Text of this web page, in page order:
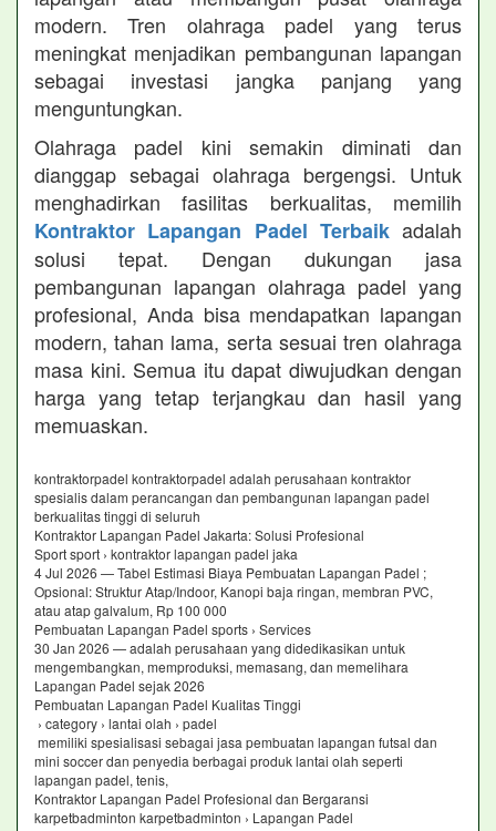
modern. Tren olahraga padel yang terus
meningkat menjadikan pembangunan lapangan
sebagai investasi jangka panjang yang
menguntungkan.
Olahraga padel kini semakin diminati dan
dianggap sebagai olahraga bergengsi. Untuk
menghadirkan fasilitas berkualitas, memilih
Kontraktor Lapangan Padel Terbaikadalah
solusi tepat. Dengan dukungan jasa
pembangunan lapangan olahraga padel yang
profesional, Anda bisa mendapatkan lapangan
modern, tahan lama, serta sesuai tren olahraga
masa kini. Semua itu dapat diwujudkan dengan
harga yang tetap terjangkau dan hasil yang
memuaskan.
kontraktorpadel kontraktorpadel adalah perusahaan kontraktor
spesialis dalam perancangan dan pembangunan lapangan padel
berkualitas tinggi di seluruh
Kontraktor Lapangan Padel Jakarta: Solusi Profesional
Sport sport › kontraktor lapangan padel jaka
4 Jul 2026 — Tabel Estimasi Biaya Pembuatan Lapangan Padel ;
Opsional: Struktur Atap/Indoor, Kanopi baja ringan, membran PVC,
atau atap galvalum, Rp 100 000
Pembuatan Lapangan Padel sports › Services
30 Jan 2026 — adalah perusahaan yang didedikasikan untuk
mengembangkan, memproduksi, memasang, dan memelihara
Lapangan Padel sejak 2026
Pembuatan Lapangan Padel Kualitas Tinggi
› category › lantai olah › padel
memiliki spesialisasi sebagai jasa pembuatan lapangan futsal dan
mini soccer dan penyedia berbagai produk lantai olah seperti
lapangan padel, tenis,
Kontraktor Lapangan Padel Profesional dan Bergaransi
karpetbadminton karpetbadminton › Lapangan Padel